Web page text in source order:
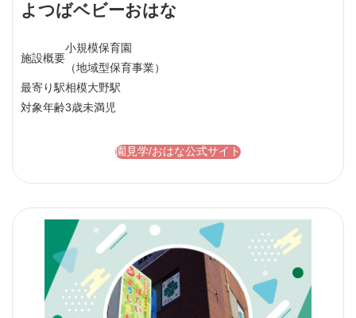
よつばベビーおはな
施設概要
小規模保育園
（地域型保育事業）
最寄り駅相模大野駅
対象年齢3歳未満児
園見学/おはな公式サイト